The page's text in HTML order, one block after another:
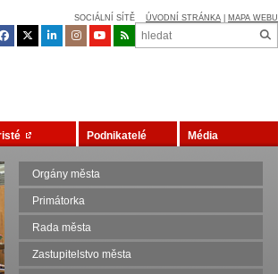
SOCIÁLNÍ SÍTĚ ÚVODNÍ STRÁNKA MAPA WEBU
Podnikatelé Média
Orgány města
Primátorka
Rada města
Zastupitelstvo města